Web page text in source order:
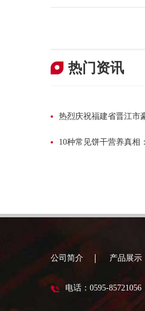
热门资讯
热烈庆祝福建省晋江市
10种常见饼干营养真相
公司简介 产品展示
电话：0595-85721056